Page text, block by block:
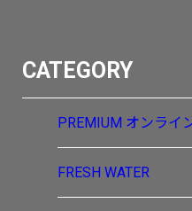
CATEGORY
PREMIUM オンライ
FRESH WATER